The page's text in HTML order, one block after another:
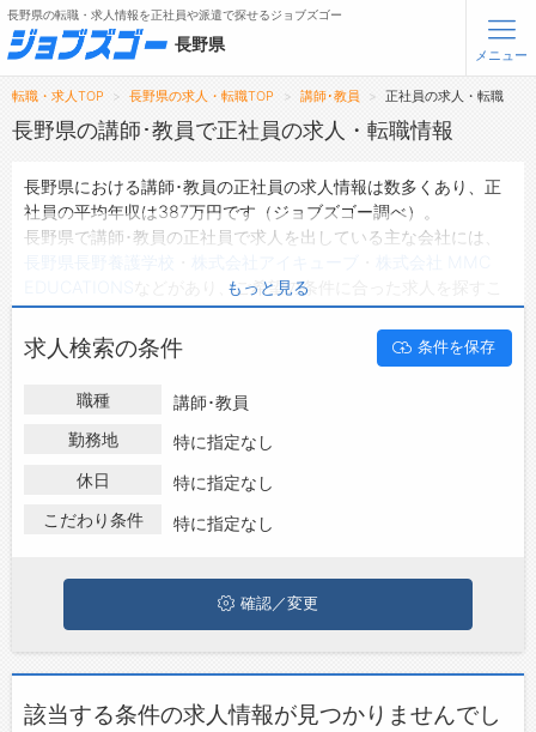
無料会員登録 ログイン
メニュー
トップ
タップで簡単に求人を探す
【初めての方へ】
長野県の求人検索で選ばれる理由
転職支援サービス
お問い合わせ
よくあるご質問
長野県の転職・求人情報を正社員や派遣で探せるジョブズゴー
長野県
メニュー
転職・求人TOP 長野県の求人・転職TOP 講師･教員 正社員の求人・転職
長野県の講師･教員で正社員の求人・転職情報
長野県における講師･教員の正社員の求人情報は数多くあり、正
社員の平均年収は387万円です（ジョブズゴー調べ）。
長野県で講師･教員の正社員で求人を出している主な会社には、
などがあり、ご希望の条件に合った求人を探すこ
とできます。
長野県の地域密着型の求人サイトであるジョブズゴーでは長野県
の正社員として働ける講師･教員の求人情報を49件取り扱ってい
ハローワークにはない求人も多数扱っており、転職だけでなく、
第二新卒から50代・60代以上の方の再就職も可能です。 長野県
興味のある職種に応募してみてくださいね。
もっと見る
求人検索の条件 条件を保存
職種
講師･教員
勤務地
特に指定なし
休日
特に指定なし
こだわり条件
特に指定なし
確認／変更
該当する条件の求人情報が見つかりませんでし